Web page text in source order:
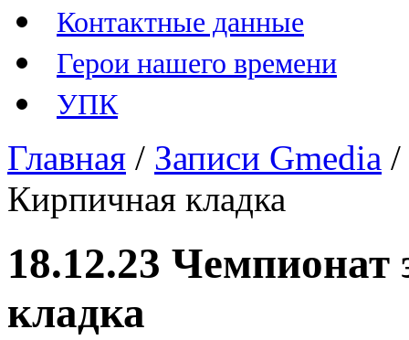
Контактные данные
Герои нашего времени
УПК
Главная / Записи Gmedia /
Кирпичная кладка
18.12.23 Чемпионат
кладка